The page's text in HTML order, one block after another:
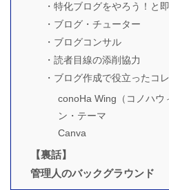
・特化ブログをやろう！と
・ブログ・チューター
・ブログコンサル
・読者目線の添削協力
・ブログ作成で役立ったコレ
conoHa Wing（コノハウ
ン・テーマ
Canva
【裏話】
管理人のバックグラウンド